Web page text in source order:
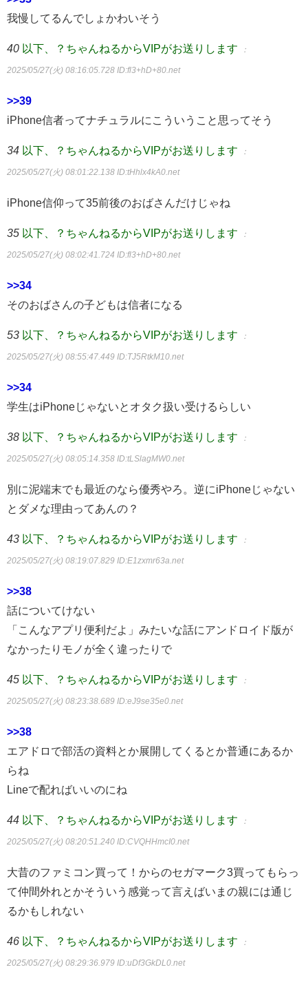
我慢してるんでしょかわいそう
40 以下、？ちゃんねるからVIPがお送りします ：
2025/05/27(火) 08:16:05.728 ID:fl3+hD+80.net
>>39
iPhone信者ってナチュラルにこういうこと思ってそう
34 以下、？ちゃんねるからVIPがお送りします ：
2025/05/27(火) 08:01:22.138 ID:tHhlx4kA0.net
iPhone信仰って35前後のおばさんだけじゃね
35 以下、？ちゃんねるからVIPがお送りします ：
2025/05/27(火) 08:02:41.724 ID:fl3+hD+80.net
>>34
そのおばさんの子どもは信者になる
53 以下、？ちゃんねるからVIPがお送りします ：
2025/05/27(火) 08:55:47.449 ID:TJ5RtkM10.net
>>34
学生はiPhoneじゃないとオタク扱い受けるらしい
38 以下、？ちゃんねるからVIPがお送りします ：
2025/05/27(火) 08:05:14.358 ID:tLSlagMW0.net
別に泥端末でも最近のなら優秀やろ。逆にiPhoneじゃない
とダメな理由ってあんの？
43 以下、？ちゃんねるからVIPがお送りします ：
2025/05/27(火) 08:19:07.829 ID:E1zxmr63a.net
>>38
話についてけない
「こんなアプリ便利だよ」みたいな話にアンドロイド版が
なかったりモノが全く違ったりで
45 以下、？ちゃんねるからVIPがお送りします ：
2025/05/27(火) 08:23:38.689 ID:eJ9se35e0.net
>>38
エアドロで部活の資料とか展開してくるとか普通にあるか
らね
Lineで配ればいいのにね
44 以下、？ちゃんねるからVIPがお送りします ：
2025/05/27(火) 08:20:51.240 ID:CVQHHmcI0.net
大昔のファミコン買って！からのセガマーク3買ってもらっ
て仲間外れとかそういう感覚って言えばいまの親には通じ
るかもしれない
46 以下、？ちゃんねるからVIPがお送りします ：
2025/05/27(火) 08:29:36.979 ID:uDf3GkDL0.net